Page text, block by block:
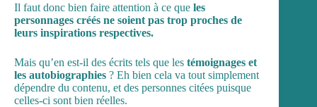
Il faut donc bien faire attention à ce que les
personnages créés ne soient pas trop proches de
leurs inspirations respectives.
Mais qu’en est-il des écrits tels que les témoignages et
les autobiographies ? Eh bien cela va tout simplement
dépendre du contenu, et des personnes citées puisque
celles-ci sont bien réelles.